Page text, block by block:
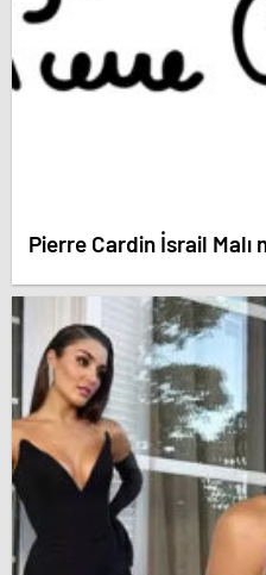
Pierre Cardin İsrail Malı